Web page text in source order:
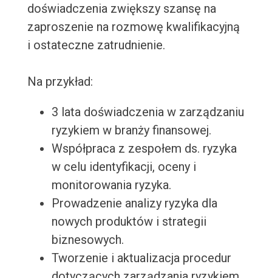
doświadczenia zwiększy szansę na
zaproszenie na rozmowę kwalifikacyjną
i ostateczne zatrudnienie.
Na przykład:
3 lata doświadczenia w zarządzaniu
ryzykiem w branży finansowej.
Współpraca z zespołem ds. ryzyka
w celu identyfikacji, oceny i
monitorowania ryzyka.
Prowadzenie analizy ryzyka dla
nowych produktów i strategii
biznesowych.
Tworzenie i aktualizacja procedur